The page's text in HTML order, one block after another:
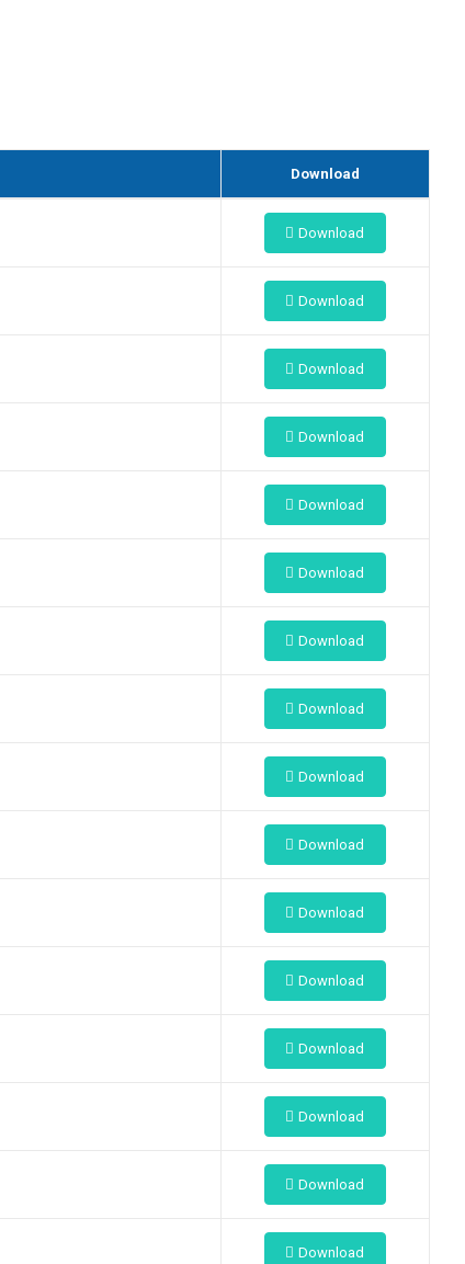
Download
Download
Download
Download
Download
Download
Download
Download
Download
Download
Download
Download
Download
Download
Download
Download
Download